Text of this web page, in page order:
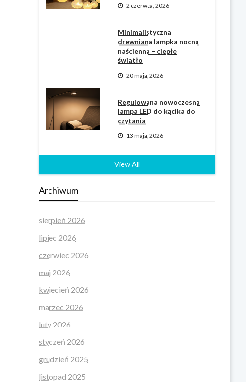
2 czerwca, 2026
Minimalistyczna
drewniana lampka nocna
naścienna – ciepłe
światło
20 maja, 2026
Regulowana nowoczesna
lampa LED do kącika do
czytania
13 maja, 2026
View All
Archiwum
sierpień 2026
lipiec 2026
czerwiec 2026
maj 2026
kwiecień 2026
marzec 2026
luty 2026
styczeń 2026
grudzień 2025
listopad 2025